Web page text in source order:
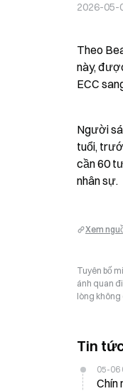
2026-05-
Theo
này,
ECC
Người
tuổi,
cần 60
nhân sự.
Xem
Tuyên bố
ánh quan
lòng không
Tin
05-06
Chín